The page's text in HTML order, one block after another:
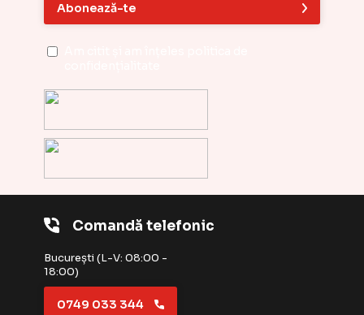
Comandă telefonic
București (L-V: 08:00 -
18:00)
0749 033 344
Abonează-te